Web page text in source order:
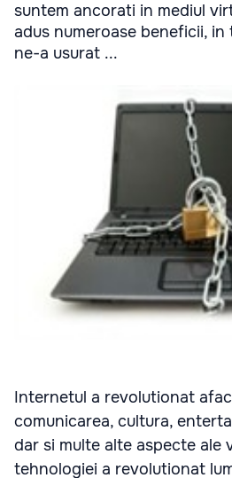
suntem ancorati in mediul
adus numeroase beneficii, in
ne-a usurat ...
Internetul a revolutionat
comunicarea, cultura,
dar si multe alte aspecte ale
tehnologiei a revolutionat